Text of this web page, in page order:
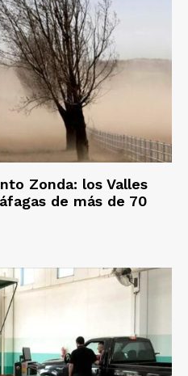
Zonda: los Valles
de más de 70